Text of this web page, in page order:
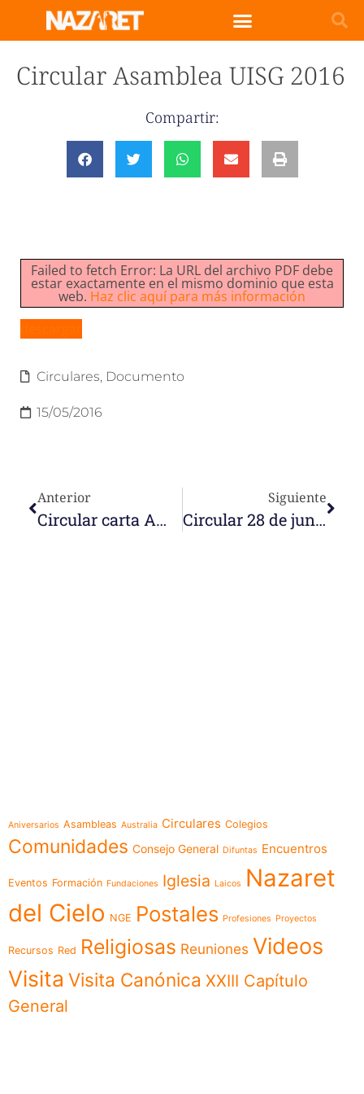
Circular Asamblea UISG 2016
Compartir:
Failed to fetch Error: La URL del archivo PDF debe
estar exactamente en el mismo dominio que esta
web. Haz clic aquí para más información
Circulares, Documento
15/05/2016
Anterior
Circular carta Amoris Laetitia 2016
Siguiente
Circular 28 de junio 2016
Aniversarios Asambleas Australia Circulares Colegios
Comunidades Consejo General Difuntas Encuentros
Eventos Formación Fundaciones Iglesia Laicos
Nazaret
del Cielo NGE Postales Profesiones Proyectos
Recursos Red Religiosas Reuniones Videos
Visita Visita Canónica XXIII Capítulo
General